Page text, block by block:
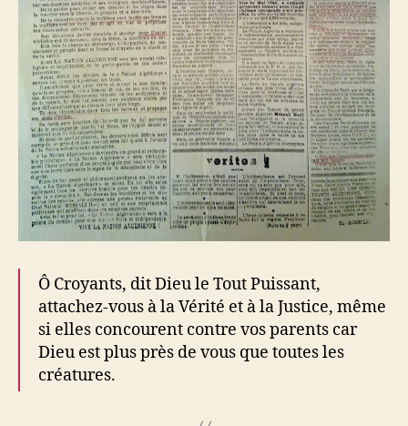
Ô Croyants, dit Dieu le Tout Puissant,
attachez-vous à la Vérité et à la Justice, même
si elles concourent contre vos parents car
Dieu est plus près de vous que toutes les
créatures.